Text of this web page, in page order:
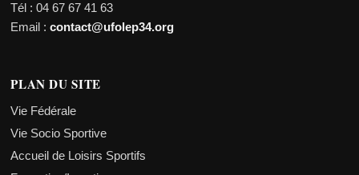
Tél : 04 67 67 41 63
Email :contact@ufolep34.org
PLAN DU SITE
Vie Fédérale
Vie Socio Sportive
Accueil de Loisirs Sportifs